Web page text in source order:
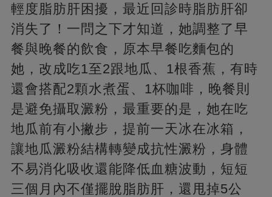
輕度脂肪肝困擾，最近回診時脂肪肝卻
消失了！一問之下才知道，她調整了早
餐與晚餐的飲食，原本早餐吃麵包的
她，改成吃1至2跟地瓜、1根香蕉，有時
還會搭配2顆水煮蛋、1杯咖啡，晚餐則
是避免攝取澱粉，最重要的是，她在吃
地瓜前有小撇步，提前一天冰在冰箱，
讓地瓜澱粉結構轉變成抗性澱粉，身體
不易消化吸收還能降低血糖波動，短短
三個月內不僅擺脫脂肪肝，還甩掉5公